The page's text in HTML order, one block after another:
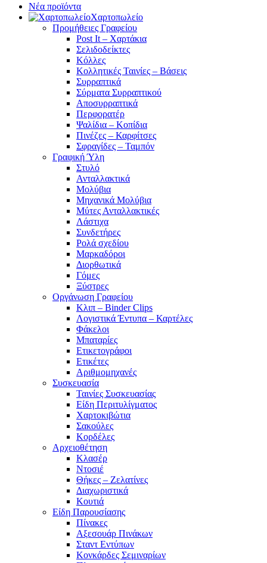
Νέα προϊόντα
Χαρτοπωλείο
Προμήθειες Γραφείου
Post It – Χαρτάκια
Σελιδοδείκτες
Κόλλες
Κολλητικές Ταινίες – Βάσεις
Συρραπτικά
Σύρματα Συρραπτικού
Αποσυρραπτικά
Περφορατέρ
Ψαλίδια – Κοπίδια
Πινέζες – Καρφίτσες
Σφραγίδες – Ταμπόν
Γραφική Ύλη
Στυλό
Ανταλλακτικά
Μολύβια
Μηχανικά Μολύβια
Μύτες Ανταλλακτικές
Λάστιχα
Συνδετήρες
Ρολά σχεδίου
Μαρκαδόροι
Διορθωτικά
Γόμες
Ξύστρες
Οργάνωση Γραφείου
Κλιπ – Binder Clips
Λογιστικά Έντυπα – Καρτέλες
Φάκελοι
Μπαταρίες
Ετικετογράφοι
Ετικέτες
Αριθμομηχανές
Συσκευασία
Ταινίες Συσκευασίας
Είδη Περιτυλίγματος
Χαρτοκιβώτια
Σακούλες
Κορδέλες
Αρχειοθέτηση
Κλασέρ
Ντοσιέ
Θήκες – Ζελατίνες
Διαχωριστικά
Κουτιά
Είδη Παρουσίασης
Πίνακες
Αξεσουάρ Πινάκων
Σταντ Εντύπων
Κονκάρδες Σεμιναρίων